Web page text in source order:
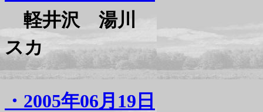
軽井沢 湯川
スカ
・2005年06月19日